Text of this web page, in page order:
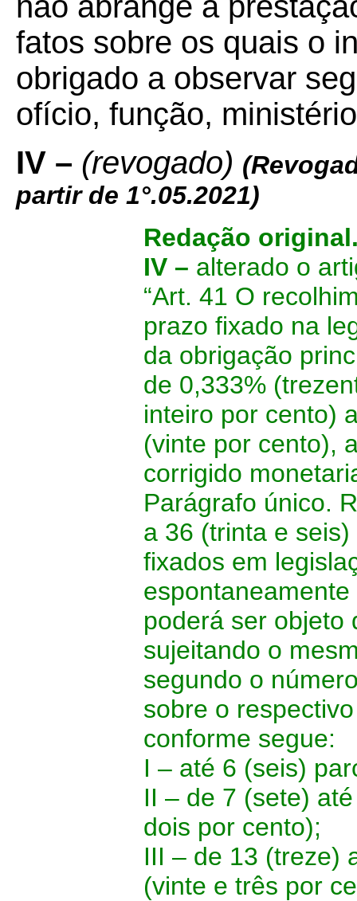
fatos sobre os quais o
obrigado a observar
ofício, função,
IV – (revogado)
partir de 1°.05.2021)
Redação
IV – alterado o
“Art. 41 O
prazo fixado na
da obrigação
de 0,333%
inteiro por cento)
(vinte por cento),
corrigido
Parágrafo único.
a 36 (trinta e
fixados em
poderá ser objeto
sujeitando o
segundo o
sobre o
conforme segue:
I – até 6 (seis)
II – de 7 (sete)
dois por cento);
III – de 13 (treze)
(vinte e três por